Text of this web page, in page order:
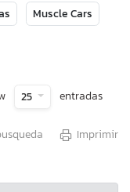
Muscle Cars
25 entradas
Imprimir